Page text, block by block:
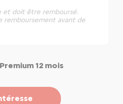
et doit être remboursé.
remboursement avant de
12 mois